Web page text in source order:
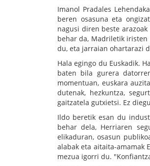
Imanol Pradales
beren osasuna eta
nagusi diren beste
behar da, Madriletik iristen
du, eta jarraian ohartarazi
Hala egingo du Euskadik.
baten bila gurera
momentuan, euskara
dutenak, hezkuntza,
gaitzatela gutxietsi. Ez
Ildo beretik esan du
behar dela, Herriaren
elikaduran, osasun
alabak eta aitaita-amamak
mezua igorri du.